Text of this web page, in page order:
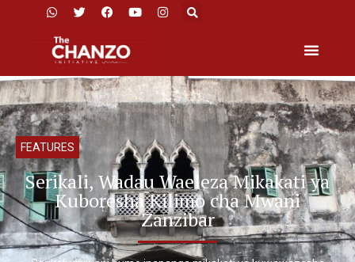
FEATURES
Serikali, Wadau Waeleza Mikakati ya
Kuboresha Kilimo cha Mwani
Zanzibar